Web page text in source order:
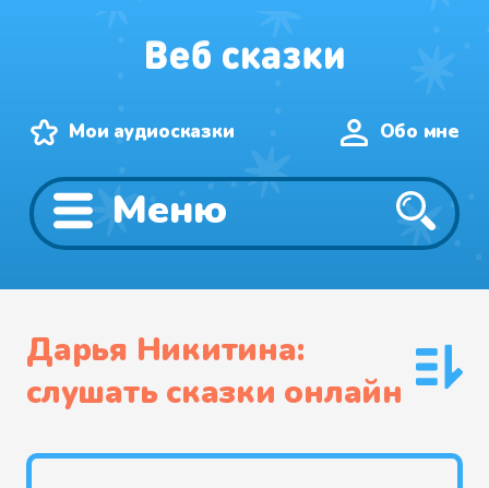
Мои аудиосказки Обо мне
Меню
Дарья Никитина:
слушать сказки онлайн